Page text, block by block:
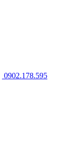
0902.178.595